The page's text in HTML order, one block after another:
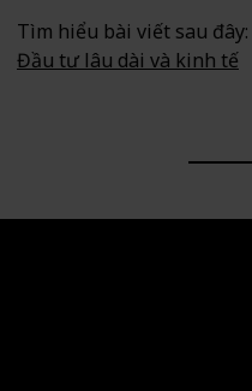
Tìm hiểu bài viết sau đây:
Đầu tư lâu dài và kinh tế